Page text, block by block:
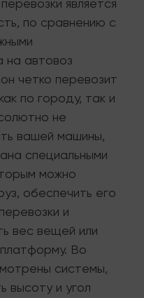
является
по сравнению с
на автовоз
четко перевозит
по городу, так и
не
вашей машины,
специальными
можно
обеспечить его
и
вес вещей или
Во
системы,
высоту и угол